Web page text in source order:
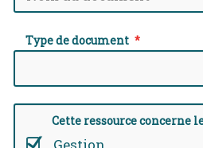
Type de document
Cette ressource concerne
Gestion